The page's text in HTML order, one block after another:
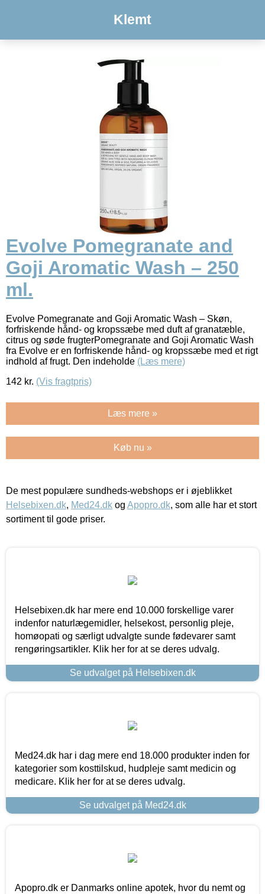
Klemt
Evolve Pomegranate and
Goji Aromatic Wash – 250
ml.
Evolve Pomegranate and Goji Aromatic Wash – Skøn,
forfriskende hånd- og kropssæbe med duft af granatæble,
citrus og søde frugterPomegranate and Goji Aromatic Wash
fra Evolve er en forfriskende hånd- og kropssæbe med et rigt
indhold af frugt. Den indeholde (Læs mere)
142 kr. (Vis fragtpris)
Læs mere »
Køb nu »
De mest populære sundheds-webshops er i øjeblikket
Helsebixen.dk, Med24.dk og Apopro.dk, som alle har et stort
sortiment til gode priser.
Helsebixen.dk har mere end 10.000 forskellige varer
indenfor naturlægemidler, helsekost, personlig pleje,
homøopati og særligt udvalgte sunde fødevarer samt
rengøringsartikler. Klik her for at se deres udvalg.
Se udvalget på Helsebixen.dk
Med24.dk har i dag mere end 18.000 produkter inden for
kategorier som kosttilskud, hudpleje samt medicin og
medicare. Klik her for at se deres udvalg.
Se udvalget på Med24.dk
Apopro.dk er Danmarks online apotek, hvor du nemt og